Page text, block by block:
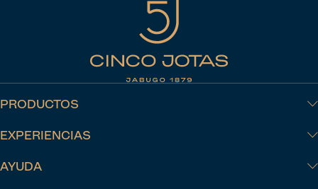
PRODUCTOS
EXPERIENCIAS
AYUDA